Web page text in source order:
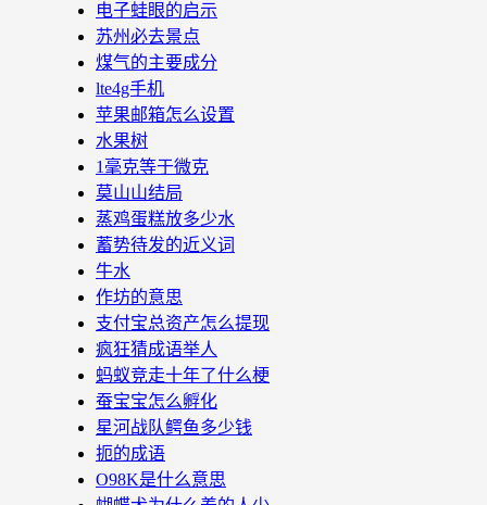
电子蛙眼的启示
苏州必去景点
煤气的主要成分
lte4g手机
苹果邮箱怎么设置
水果树
1毫克等于微克
莫山山结局
蒸鸡蛋糕放多少水
蓄势待发的近义词
牛水
作坊的意思
支付宝总资产怎么提现
疯狂猜成语举人
蚂蚁竞走十年了什么梗
蚕宝宝怎么孵化
星河战队鳄鱼多少钱
扼的成语
O98K是什么意思